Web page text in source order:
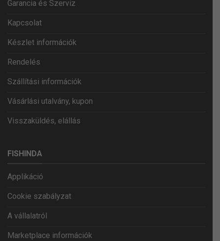
Garancia és Szerviz
Kapcsolat
Készlet információk
Rendelés
Szállítási információk
Vásárlási utalvány, kupon
Visszaküldés, elállás
FISHINDA
Applikáció
Cookie szabályzat
A vállalatról
Marketplace információk